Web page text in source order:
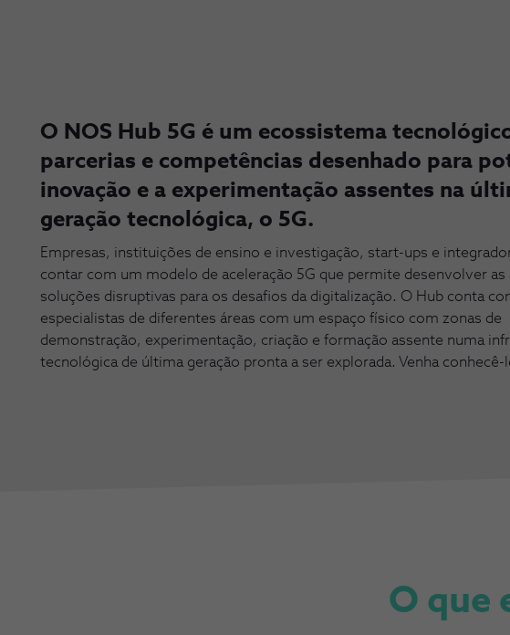
O NOS Hub 5G é um ecossistema
parcerias e competências desenhado para
inovação e a experimentação assentes na
geração tecnológica, o 5G.
Empresas, instituições de ensino e investigação, start-ups e
contar com um modelo de aceleração 5G que permite desenvolver as
soluções disruptivas para os desafios da digitalização. O Hub conta
especialistas de diferentes áreas com um espaço físico com zonas de
demonstração, experimentação, criação e formação assente numa
tecnológica de última geração pronta a ser explorada. Venha conhecê-
O que